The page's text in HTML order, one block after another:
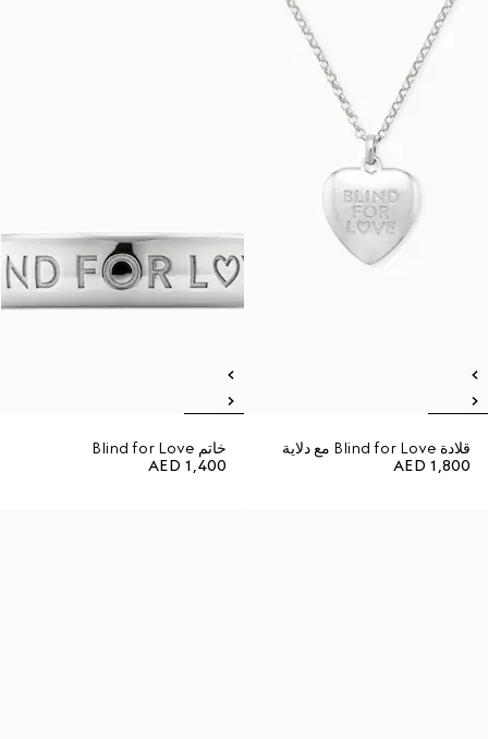
قلادة Blind for Love مع دلاية
AED 1,800
خاتم Blind for Love
AED 1,400